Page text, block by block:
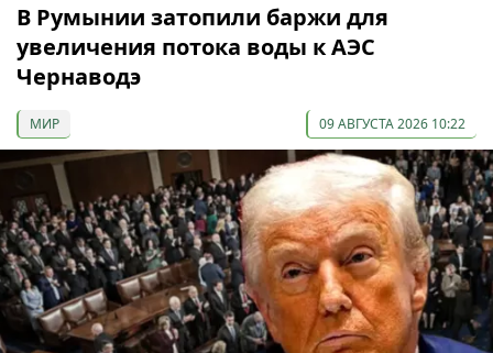
В Румынии затопили баржи для
увеличения потока воды к АЭС
Чернаводэ
МИР 09 АВГУСТА 2026 10:22